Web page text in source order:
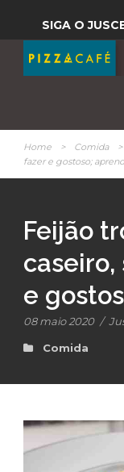
SIGA O
Home > Comida >
fazer e gostoso;
Feijão
e
08 maio 2020 /
Comida